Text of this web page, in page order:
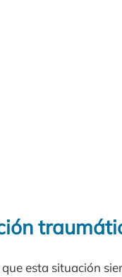
esta situación